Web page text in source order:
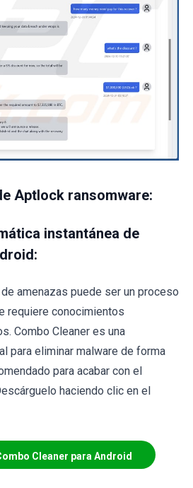
Aptlock ransomware:
instantánea de
amenazas puede ser un proceso
requiere conocimientos
Combo Cleaner es una
para eliminar malware de forma
para acabar con el
haciendo clic en el
Cleaner para Android